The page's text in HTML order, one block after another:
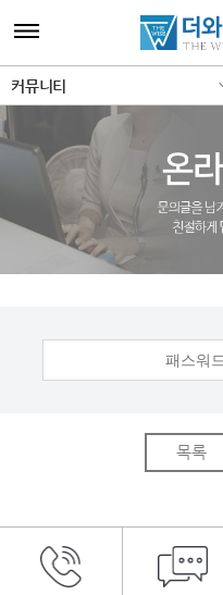
커뮤니티
목록